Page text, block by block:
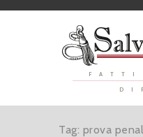
Tag: prova